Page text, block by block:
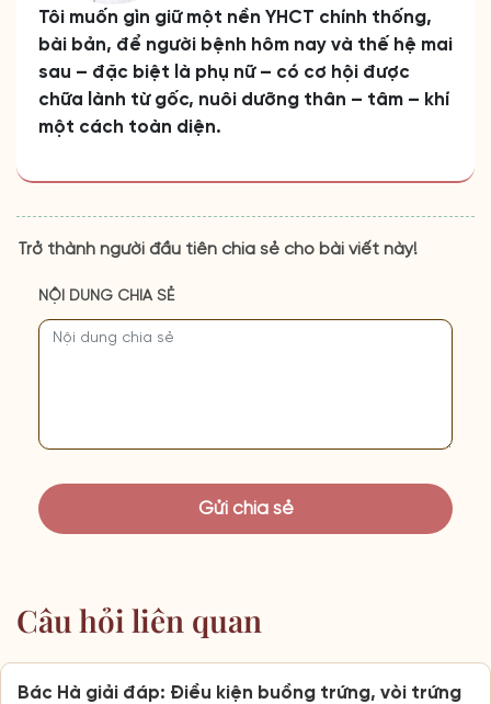
Tôi muốn gìn giữ một nền YHCT chính thống,
bài bản, để người bệnh hôm nay và thế hệ mai
sau – đặc biệt là phụ nữ – có cơ hội được
chữa lành từ gốc, nuôi dưỡng thân – tâm – khí
một cách toàn diện.
Trở thành người đầu tiên chia sẻ cho bài viết này!
NỘI DUNG CHIA SẺ
Câu hỏi liên quan
Bác Hà giải đáp: Điều kiện buồng trứng, vòi trứng